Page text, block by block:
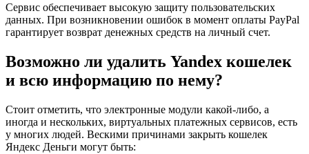
Сервис обеспечивает высокую защиту пользовательских
данных. При возникновении ошибок в момент оплаты PayPal
гарантирует возврат денежных средств на личный счет.
Возможно ли удалить Yandex кошелек
и всю информацию по нему?
Стоит отметить, что электронные модули какой-либо, а
иногда и нескольких, виртуальных платежных сервисов, есть
у многих людей. Вескими причинами закрыть кошелек
Яндекс Деньги могут быть: